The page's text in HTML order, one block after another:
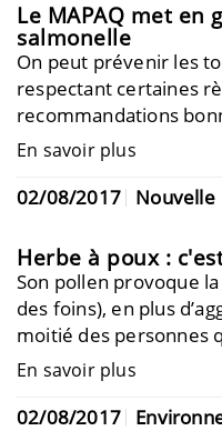
Le MAPAQ met en
salmonelle
On peut prévenir les
respectant certaines
recommandations
En savoir plus
02/08/2017 Nouvelle
Herbe à poux :
Son pollen provoque
des foins), en plus
moitié des personnes
En savoir plus
02/08/2017